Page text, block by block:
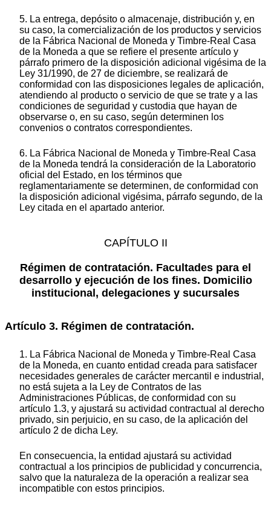
5. La entrega, depósito o almacenaje, distribución y, en
su caso, la comercialización de los productos y servicios
de la Fábrica Nacional de Moneda y Timbre-Real Casa
de la Moneda a que se refiere el presente artículo y
párrafo primero de la disposición adicional vigésima de la
Ley 31/1990, de 27 de diciembre, se realizará de
conformidad con las disposiciones legales de aplicación,
atendiendo al producto o servicio de que se trate y a las
condiciones de seguridad y custodia que hayan de
observarse o, en su caso, según determinen los
convenios o contratos correspondientes.
6. La Fábrica Nacional de Moneda y Timbre-Real Casa
de la Moneda tendrá la consideración de la Laboratorio
oficial del Estado, en los términos que
reglamentariamente se determinen, de conformidad con
la disposición adicional vigésima, párrafo segundo, de la
Ley citada en el apartado anterior.
CAPÍTULO II
Régimen de contratación. Facultades para el
desarrollo y ejecución de los fines. Domicilio
institucional, delegaciones y sucursales
Artículo 3. Régimen de contratación.
1. La Fábrica Nacional de Moneda y Timbre-Real Casa
de la Moneda, en cuanto entidad creada para satisfacer
necesidades generales de carácter mercantil e industrial,
no está sujeta a la Ley de Contratos de las
Administraciones Públicas, de conformidad con su
artículo 1.3, y ajustará su actividad contractual al derecho
privado, sin perjuicio, en su caso, de la aplicación del
artículo 2 de dicha Ley.
En consecuencia, la entidad ajustará su actividad
contractual a los principios de publicidad y concurrencia,
salvo que la naturaleza de la operación a realizar sea
incompatible con estos principios.